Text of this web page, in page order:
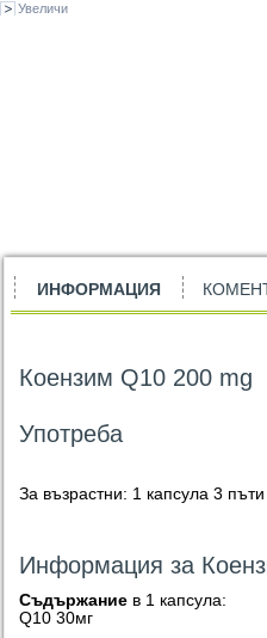
Увеличи
ИНФОРМАЦИЯ
Коензим Q10 200 mg
Употреба
За възрастни: 1 капсула 3
Информация за
Съдържание в 1 капсула:
Q10 30мг